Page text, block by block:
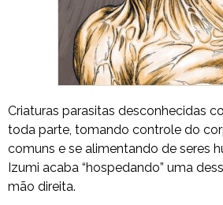
Criaturas parasitas desconhecidas
toda parte, tomando controle do
comuns e se alimentando de seres
Izumi acaba “hospedando” uma
mão direita.